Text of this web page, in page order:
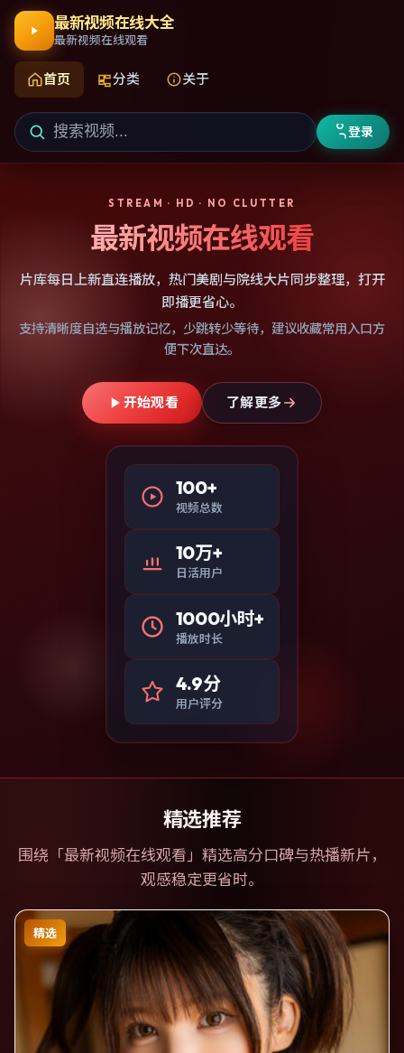
最新视频在线大全
最新视频在线观看
首页 分类 关于
登录
STREAM · HD · NO CLUTTER
最新视频在线观看
片库每日上新直连播放，热门美剧与院线大片同步整理，打开
即播更省心。
支持清晰度自选与播放记忆，少跳转少等待，建议收藏常用入口方
便下次直达。
开始观看 了解更多
100+
视频总数
10万+
日活用户
1000小时+
播放时长
4.9分
用户评分
精选推荐
围绕「最新视频在线观看 」精选高分口碑与热播新片，
观感稳定更省时。
精选